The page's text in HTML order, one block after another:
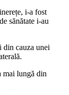
i-a fost
sănătate i-au
din cauza unei
mai lungă din